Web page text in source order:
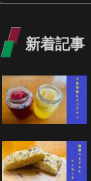
新着記事